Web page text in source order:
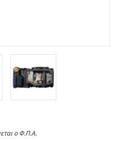
ο Φ.Π.Α.